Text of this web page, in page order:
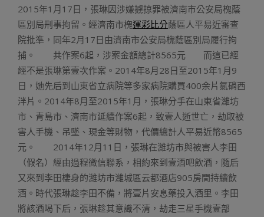
2015年1月17日，張琳因涉嫌擄掠罪被濟南市公安局槐蔭
區別局刑事拘留。經濟南市槐運彩比分蔭區人平易近審查
院批準，同年2月17日由濟南市公安局槐蔭區別局履行拘
捕。 共作案6起，涉案金額總計8565元 而這已經
經不是張琳第壹次作案。2014年8月28日至2015年1月9
日，她先后到山東省立病院等多家病院購買400余片氯硝西
泮片。2014年8月至2015年1月，張琳分手在山東省濰坊
市、青島市、濟南市延續作案6起，致壹人逝世亡，劫取被
害人手機、吊墜、現金等財物，代價總計人平易近幣8565
元。 2014年12月11日，張琳在濰坊市與被害人李田
（假名）經由過程微信聯系，相約來到壹酒吧飲酒，隨后
又來到李田棲身的濰坊市濰城區云都酒店905房間持續飲
酒。時代張琳趁李田不備，將壹片安息藥投入酒里。李田
將該酒喝下后，張琳趁其意識不清，劫走三星手機壹部